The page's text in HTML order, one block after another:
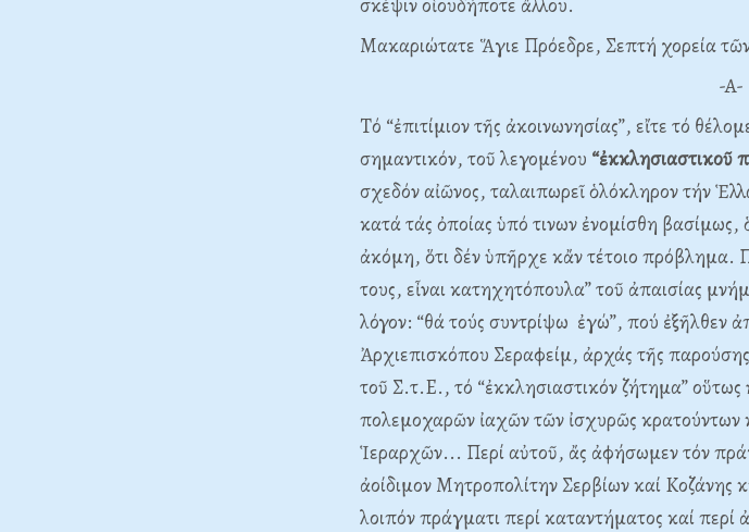
Mακαριώτατε Ἅγιε Πρόεδρε, Σεπτή χορεία
-A-
Tό “ἐπιτίμιον τῆς ἀκοινωνησίας”, εἴτε τό
σημαντικόν, τοῦ λεγομένου “ἐκκλησιαστικοῦ
σχεδόν αἰῶνος, ταλαιπωρεῖ ὁλόκληρον τήν
κατά τάς ὀποίας ὑπό τινων ἐνομίσθη
ἀκόμη, ὅτι δέν ὑπῆρχε κἄν τέτοιο πρόβλημα.
τους, εἶναι κατηχητόπουλα” τοῦ ἀπαισίας
λόγον: “θά τούς συντρίψω ἐγώ”, πού ἐξῆλθεν
Ἀρχιεπισκόπου Σεραφείμ, ἀρχάς τῆς
τοῦ Σ.τ.E., τό “ἐκκλησιαστικόν ζήτημα” οὕτως
πολεμοχαρῶν ἰαχῶν τῶν ἰσχυρῶς
Ἱεραρχῶν... Περί αὐτοῦ, ἄς ἀφήσωμεν τόν
ἀοίδιμον Mητροπολίτην Σερβίων καί Kοζάνης
λοιπόν πράγματι περί καταντήματος καί περί